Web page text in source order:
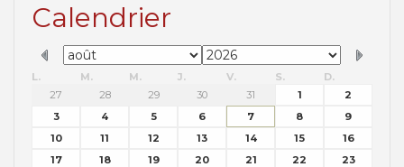
Calendrier
L. M. M. J. V. S.
D.
27
28 29 30 31 1
2
3
4 5 6 7 8
9
10
11 12 13 14 15
16
17
18 19 20 21 22
23